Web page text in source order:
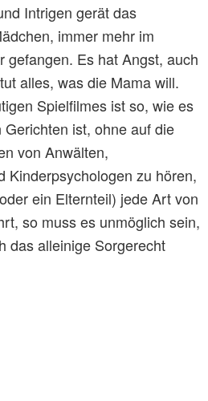
Intrigen gerät das
immer mehr im
gefangen. Es hat Angst, auch
alles, was die Mama will.
Spielfilmes ist so, wie es
ist, ohne auf die
von Anwälten,
Kinderpsychologen zu hören,
ein Elternteil) jede Art von
so muss es unmöglich sein,
das alleinige Sorgerecht